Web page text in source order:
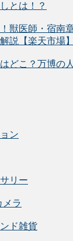
とは！？
獣医師・宿南
説【楽天市場】
どこ？万博の
ン
リー
メラ
ド雑貨